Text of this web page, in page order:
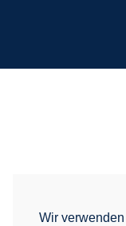
Wir